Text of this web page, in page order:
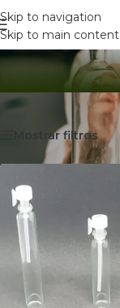
Skip to navigation
Skip to main content
Inicio Envases
Mostrar filtros